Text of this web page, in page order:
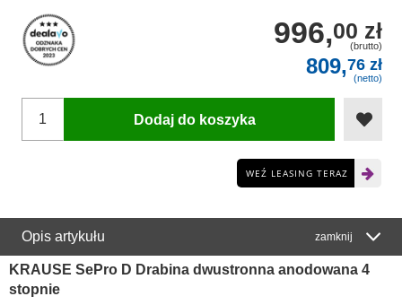
996,00 zł
(brutto)
809,76 zł
(netto)
Dodaj do koszyka
WEŹ LEASING TERAZ
Opis artykułu zamknij
KRAUSE SePro D Drabina dwustronna anodowana 4
stopnie